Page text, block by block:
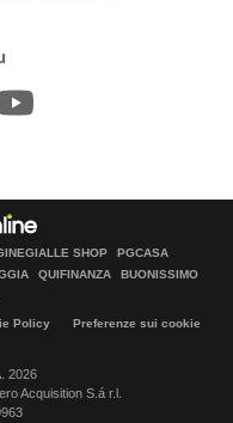
SHOP
PGCASA
QUIFINANZA
BUONISSIMO
Policy
Preferenze sui cookie
2026
Acquisition S.á r.l.